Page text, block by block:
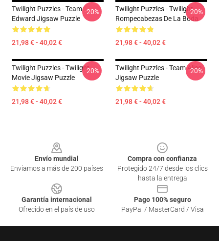
Twilight Puzzles - Team
Edward Jigsaw Puzzle
21,98 € - 40,02 €
-20%
Twilight Puzzles - Twilight
Rompecabezas De La Boda
21,98 € - 40,02 €
-20%
Twilight Puzzles - Twilight
Movie Jigsaw Puzzle
21,98 € - 40,02 €
-20%
Twilight Puzzles - Team Alice
Jigsaw Puzzle
21,98 € - 40,02 €
-20%
Envío mundial
Enviamos a más de 200 países
Compra con confianza
Protegido 24/7 desde los clics
hasta la entrega
Garantía internacional
Ofrecido en el país de uso
Pago 100% seguro
PayPal / MasterCard / Visa